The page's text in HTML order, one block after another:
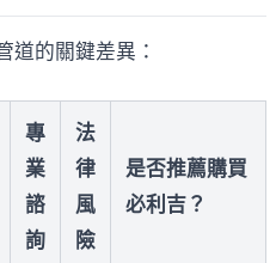
道的關鍵差異：
專
業
諮
詢
法
律
風
險
是否推薦購買
必利吉？